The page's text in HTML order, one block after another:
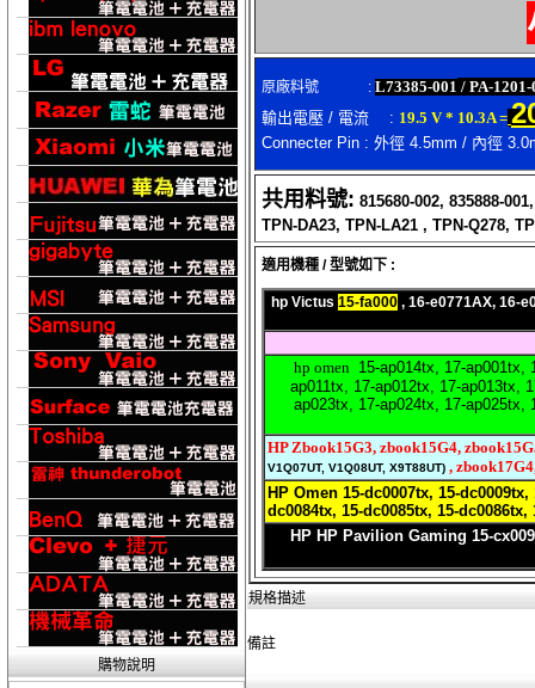
購物說明
原廠料號 : L73385-001 / PA-
輸出電壓 / 電流 : 19.5 V * 10.3A = 2
Connecter Pin : 外徑 4.5mm / 內徑
共用料號: 815680-002, 835888-001
TPN-DA23, TPN-LA21 , TPN-Q278,
適用機種 / 型號如下 :
hp Victus 15-fa000, 16-e0771AX, 16-
hp omen 15-ap014tx, 17-ap001tx,
ap011tx, 17-ap012tx, 17-ap013tx,
ap023tx, 17-ap024tx, 17-ap025tx,
HP Zbook15G3, zbook15G4,
V1Q07UT, V1Q08UT, X9T88UT) ,
HP Omen 15-dc0007tx, 15-
dc0084tx, 15-dc0085tx, 15-
HP HP Pavilion Gaming 15-
規格描述
備註